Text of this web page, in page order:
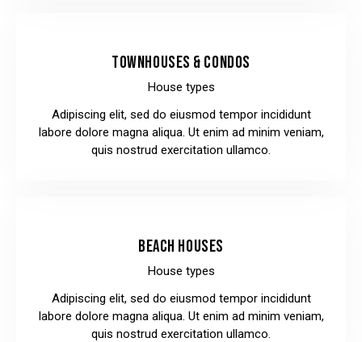
TOWNHOUSES & CONDOS
House types
Adipiscing elit, sed do eiusmod tempor incididunt
labore dolore magna aliqua. Ut enim ad minim veniam,
quis nostrud exercitation ullamco.
BEACH HOUSES
House types
Adipiscing elit, sed do eiusmod tempor incididunt
labore dolore magna aliqua. Ut enim ad minim veniam,
quis nostrud exercitation ullamco.